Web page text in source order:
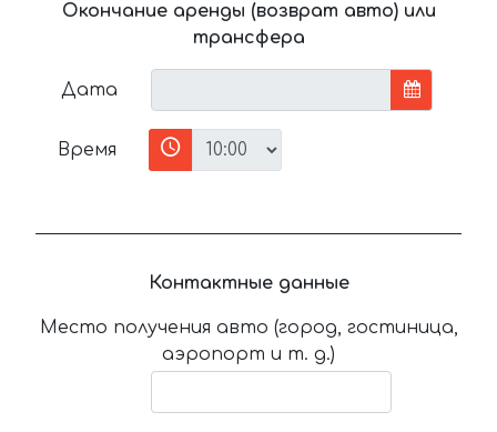
Окончание аренды (возврат авто) или
трансфера
Дата
Время
Контактные данные
Место получения авто (город, гостиница,
аэропорт и т. д.)